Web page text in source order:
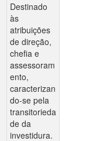
Destinado
às
atribuições
de direção,
chefia e
assessoram
ento,
caracterizan
do-se pela
transitorieda
de da
investidura.